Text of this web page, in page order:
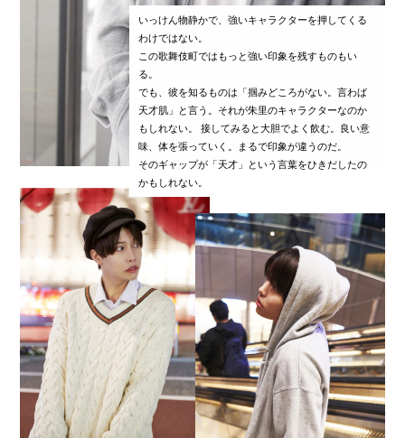
いっけん物静かで、強いキャラクターを押してくる
わけではない。
この歌舞伎町ではもっと強い印象を残すものもい
る。
でも、彼を知るものは「掴みどころがない。言わば
天才肌」と言う。それが朱里のキャラクターなのか
もしれない。 接してみると大胆でよく飲む。良い意
味、体を張っていく。まるで印象が違うのだ。
そのギャップが「天才」という言葉をひきだしたの
かもしれない。